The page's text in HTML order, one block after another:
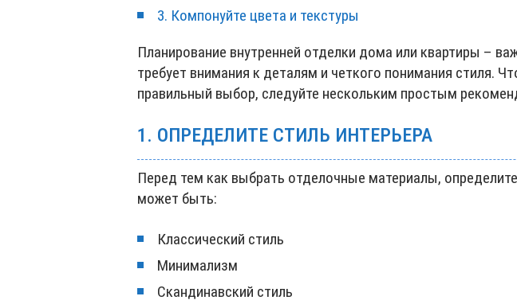
3. Компонуйте цвета и текстуры
Планирование внутренней отделки дома или квартиры –
требует внимания к деталям и четкого понимания стиля.
правильный выбор, следуйте нескольким простым
1. ОПРЕДЕЛИТЕ СТИЛЬ ИНТЕРЬЕРА
Перед тем как выбрать отделочные материалы,
может быть:
Классический стиль
Минимализм
Скандинавский стиль